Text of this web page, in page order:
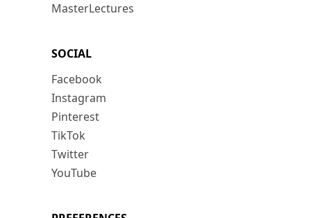
MasterLectures
SOCIAL
Facebook
Instagram
Pinterest
TikTok
Twitter
YouTube